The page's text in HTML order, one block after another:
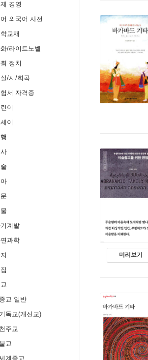
경영
외국어 사전
교재
/라이트노벨
정치
/시/희곡
서 자격증
이
이
계발
과학
종교 일반
기독교(개신교)
천주교
불교
계종교
미리보기